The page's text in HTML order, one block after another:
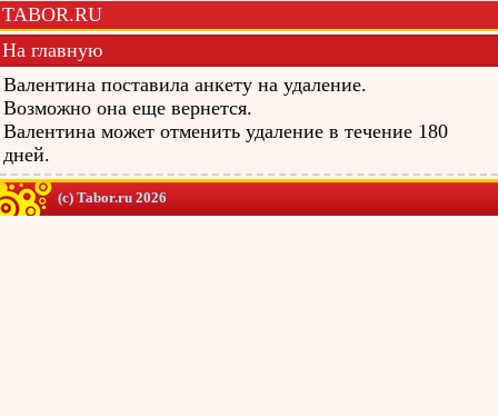
TABOR.RU
На главную
Валентина поставила анкету на удаление.
Возможно она еще вернется.
Валентина может отменить удаление в течение 180
дней.
(c) Tabor.ru 2026